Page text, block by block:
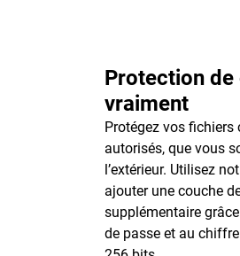
Protection
vraiment
Protégez vos fichiers
autorisés, que vous
l’extérieur. Utilisez
ajouter une couche
supplémentaire
de passe et au